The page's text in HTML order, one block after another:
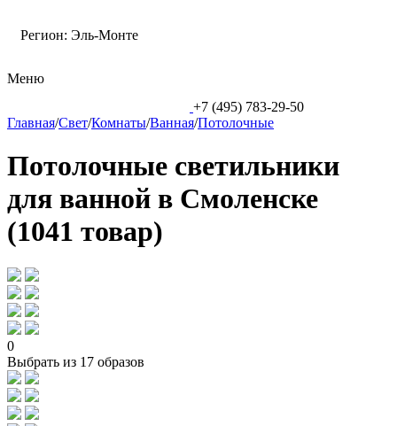
Регион: Эль-Монте
Меню
+7 (495) 783-29-50
Главная/Свет/Комнаты/Ванная/Потолочные
Потолочные светильники
для ванной в Смоленске
(1041 товар)
0
Выбрать из 17 образов